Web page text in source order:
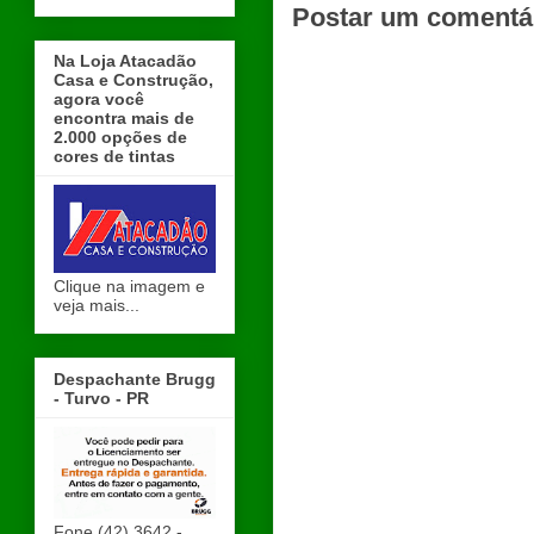
Postar um
Na Loja Atacadão
Casa e Construção,
agora você
encontra mais de
2.000 opções de
cores de tintas
Clique na imagem e
veja mais...
Despachante Brugg
- Turvo - PR